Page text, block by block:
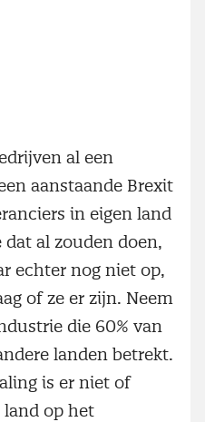
al een
aanstaande Brexit
in eigen land
dat al zouden doen,
echter nog niet op,
of ze er zijn. Neem
die 60% van
landen betrekt.
is er niet of
land op het